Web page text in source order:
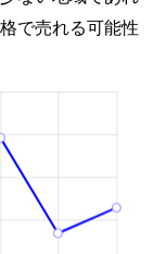
町一丁目
仙台
で売れる可能性